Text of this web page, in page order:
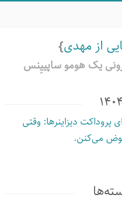
از مهدی
یک هومو ساپییِنس
پروداکت دیزاینرها: وقتی
عوض می‌کنن.